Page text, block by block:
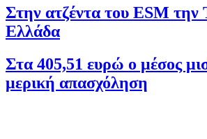
Στην ατζέντα του ESM την
Ελλάδα
Στα 405,51 ευρώ ο μέσος
μερική απασχόληση